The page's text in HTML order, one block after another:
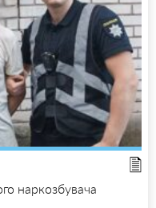
наркозбувача